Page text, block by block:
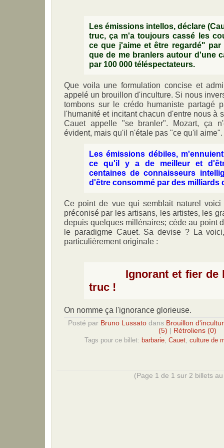
Les émissions intellos, déclare
truc, ça m'a toujours cassé les
ce que j'aime et être regardé"
que de me branlers autour d'une
par 100 000 téléspectateurs.
Que voila une formulation concise et
appelé un brouillon d'inculture. Si nous
tombons sur le crédo humaniste partagé
l'humanité et incitant chacun d'entre nous à
Cauet appelle "se branler". Mozart, ça
évident, mais qu'il n'étale pas "ce qu'il aime".
Les émissions débiles,
ce qu'il y a de meilleur et
centaines de connaisseurs
d'être consommé par des milliards
Ce point de vue qui semblait naturel voici
préconisé par les artisans, les artistes, les
depuis quelques millénaires; cède au point
le paradigme Cauet. Sa devise ? La
particulièrement originale :
Ignorant et fier de
truc !
On nomme ça l'ignorance glorieuse.
Posté par Bruno Lussato dans Brouillon
(5)
Rétroliens (0)
Tags pour ce billet: barbarie Cauet culture de
(Page 1 de 1 sur 2 billets